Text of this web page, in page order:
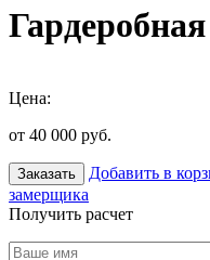
Цена:
от 40 000 руб.
Заказать Добавить в
замерщика
Получить расчет